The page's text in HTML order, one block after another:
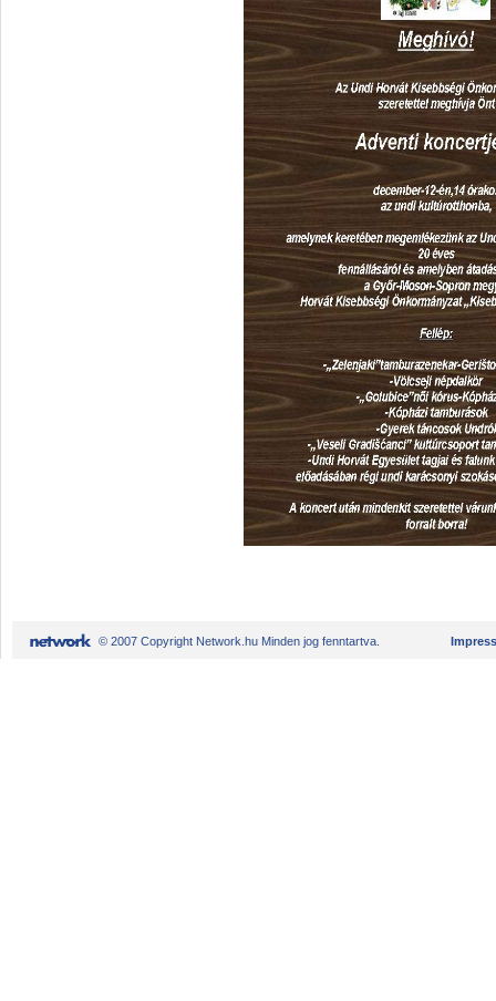
© 2007 Copyright Network.hu Minden jog fenntartva.